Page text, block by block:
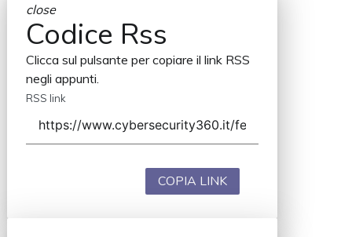
close
Codice Rss
Clicca sul pulsante per copiare il link RSS
negli appunti.
RSS link
COPIA LINK